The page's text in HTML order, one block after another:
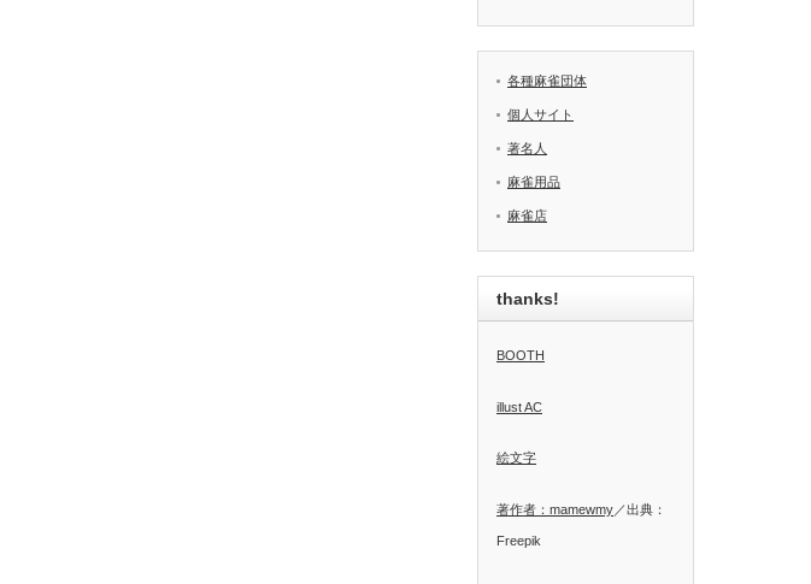
各種麻雀団体
個人サイト
著名人
麻雀用品
麻雀店
thanks!
BOOTH
illust AC
絵文字
著作者：mamewmy ／出典：
Freepik